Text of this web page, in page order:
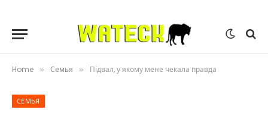
Home » Семья » Підвал, у якому мене чекала правда
СЕМЬЯ